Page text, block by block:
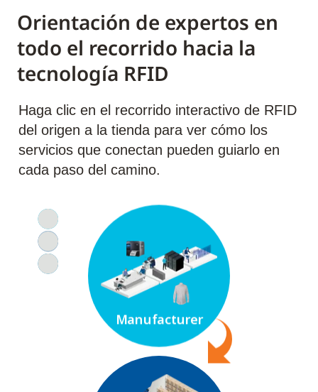
Orientación de expertos en
todo el recorrido hacia la
tecnología RFID
Haga clic en el recorrido interactivo de RFID
del origen a la tienda para ver cómo los
servicios que conectan pueden guiarlo en
cada paso del camino.